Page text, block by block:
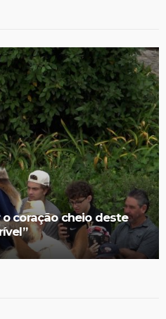
o coração cheio deste